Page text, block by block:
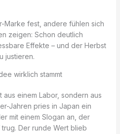
Marke fest, andere fühlen sich
zeigen: Schon deutlich
Effekte – und der Herbst
justieren.
wirklich stammt
einem Labor, sondern aus
Jahren pries in Japan ein
mit einem Slogan an, der
trug. Der runde Wert blieb